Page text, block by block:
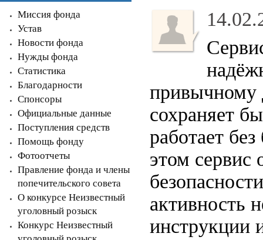
Миссия фонда
Устав
Новости фонда
Нужды фонда
Статистика
Благодарности
Спонсоры
Официальные данные
Поступления средств
Помощь фонду
Фотоотчеты
Правление фонда и члены
попечительского совета
О конкурсе Неизвестный
уголовный розыск
Конкурс Неизвестный
привычному
сохраняет
работает
этом сервис
активность
инструкции